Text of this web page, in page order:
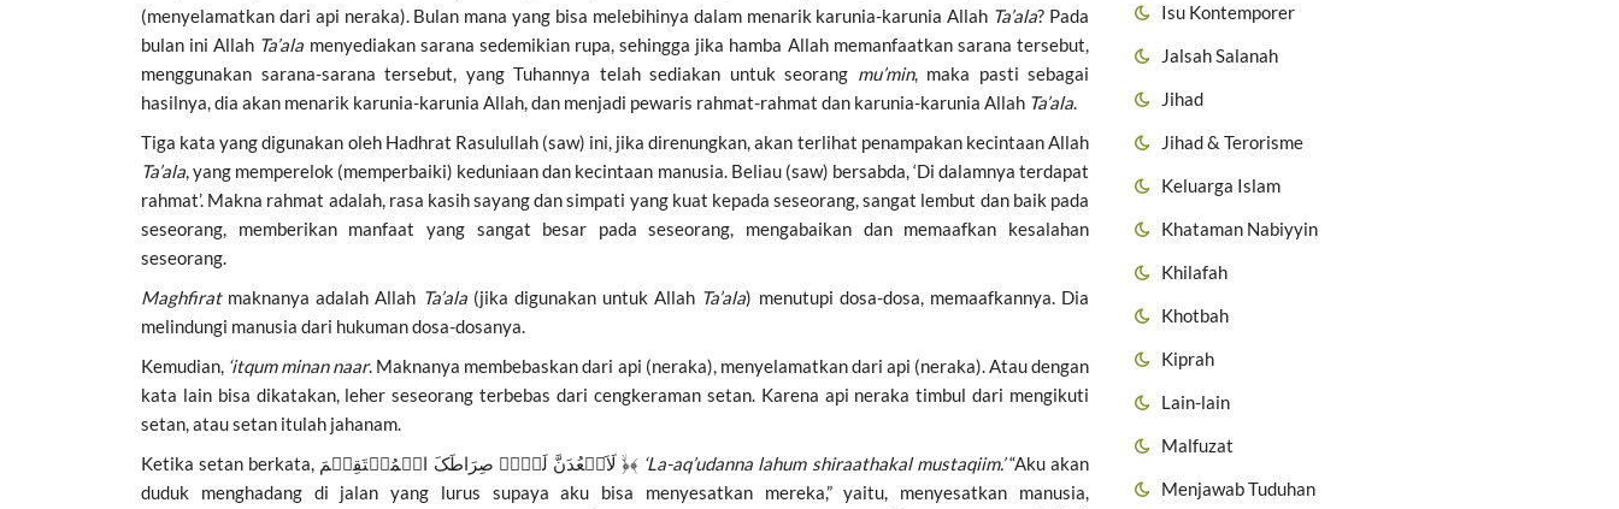
Isu Kontemporer
Jalsah Salanah
Jihad
Jihad & Terorisme
Keluarga Islam
Khataman Nabiyyin
Khilafah
Khotbah
Kiprah
Lain-lain
Malfuzat
Menjawab Tuduhan
(menyelamatkan dari api neraka). Bulan mana yang bisa melebihinya dalam menarik karunia-karunia Allah Ta’ala? Pada
bulan ini Allah Ta’ala menyediakan sarana sedemikian rupa, sehingga jika hamba Allah memanfaatkan sarana tersebut,
menggunakan sarana-sarana tersebut, yang Tuhannya telah sediakan untuk seorang mu’min, maka pasti sebagai
hasilnya, dia akan menarik karunia-karunia Allah, dan menjadi pewaris rahmat-rahmat dan karunia-karunia Allah Ta’ala.
Tiga kata yang digunakan oleh Hadhrat Rasulullah (saw) ini, jika direnungkan, akan terlihat penampakan kecintaan Allah
Ta’ala, yang memperelok (memperbaiki) keduniaan dan kecintaan manusia. Beliau (saw) bersabda, ‘Di dalamnya terdapat
rahmat’. Makna rahmat adalah, rasa kasih sayang dan simpati yang kuat kepada seseorang, sangat lembut dan baik pada
seseorang, memberikan manfaat yang sangat besar pada seseorang, mengabaikan dan memaafkan kesalahan
seseorang.
Maghfiratmaknanya adalah Allah Ta’ala(jika digunakan untuk Allah Ta’ala) menutupi dosa-dosa, memaafkannya. Dia
melindungi manusia dari hukuman dosa-dosanya.
Kemudian, ‘itqum minan naar. Maknanya membebaskan dari api (neraka), menyelamatkan dari api (neraka). Atau dengan
kata lain bisa dikatakan, leher seseorang terbebas dari cengkeraman setan. Karena api neraka timbul dari mengikuti
setan, atau setan itulah jahanam.
Ketika setan berkata, لَاَقۡعُدَنَّ لَہُمۡ صِرَاطَکَ الۡمُسۡتَقِیۡمَ ﴿ۙ﴾ ‘La-aq’udanna lahum shiraathakal mustaqiim.’“Aku akan
duduk menghadang di jalan yang lurus supaya aku bisa menyesatkan mereka,” yaitu, menyesatkan manusia,